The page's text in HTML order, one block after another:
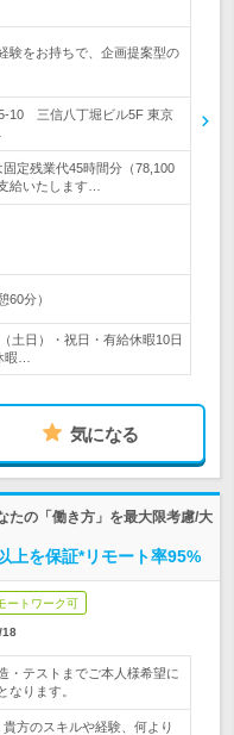
験をお持ちで、企画提案型の
10 三信八丁堀ビル5F 東京
定残業代45時間分（78,100
給いたします…
60分）
土日）・祝日・有給休暇10日
暇…
気になる
の「働き方」を最大限考慮/大
上を保証*リモート率95%
ートワーク可
18
・テストまでご本人様希望に
なります。
方のスキルや経験、何より